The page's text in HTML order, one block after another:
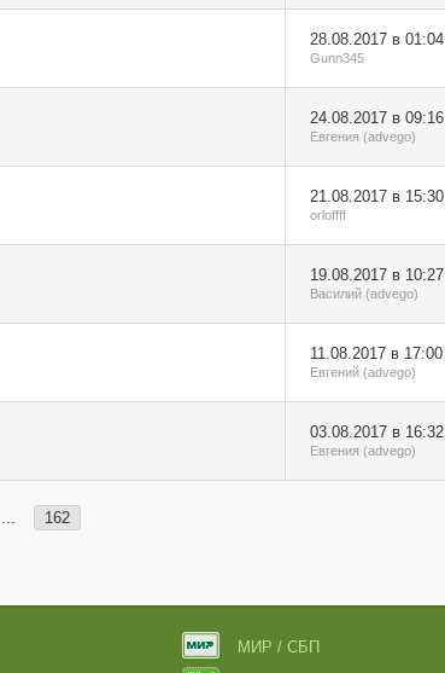
28.08.2017 в 01:04
Gunn345
24.08.2017 в 09:16
Евгения (advego)
21.08.2017 в 15:30
orloffff
19.08.2017 в 10:27
Василий (advego)
11.08.2017 в 17:00
Евгений (advego)
03.08.2017 в 16:32
Евгения (advego)
... 162
МИР / СБП